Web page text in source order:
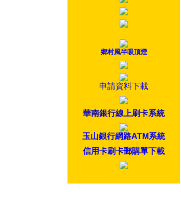
鄉村風半吸頂燈
申請資料下載
華南銀行線上刷卡系統
玉山銀行網路ATM系統
信用卡刷卡郵購單下載